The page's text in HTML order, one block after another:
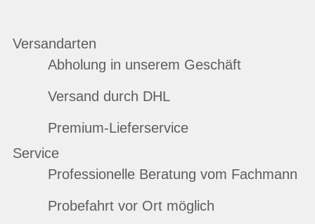
Versandarten
Abholung in unserem Geschäft
Versand durch DHL
Premium-Lieferservice
Service
Professionelle Beratung vom Fachmann
Probefahrt vor Ort möglich